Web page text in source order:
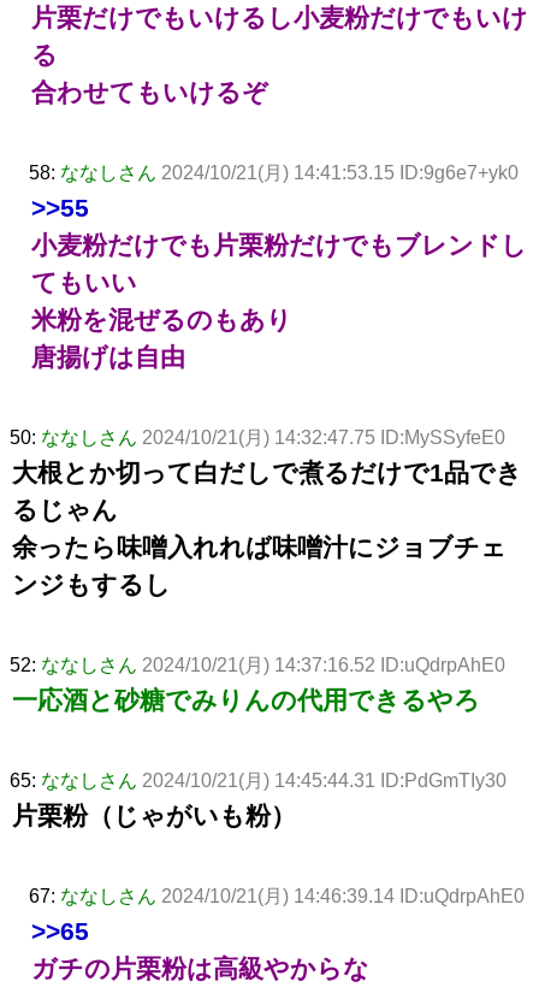
片栗だけでもいけるし小麦粉だけでもいけ
る
合わせてもいけるぞ
58: ななしさん 2024/10/21(月) 14:41:53.15 ID:9g6e7+yk0
>>55
小麦粉だけでも片栗粉だけでもブレンドし
てもいい
米粉を混ぜるのもあり
唐揚げは自由
50: ななしさん 2024/10/21(月) 14:32:47.75 ID:MySSyfeE0
大根とか切って白だしで煮るだけで1品でき
るじゃん
余ったら味噌入れれば味噌汁にジョブチェ
ンジもするし
52: ななしさん 2024/10/21(月) 14:37:16.52 ID:uQdrpAhE0
一応酒と砂糖でみりんの代用できるやろ
65: ななしさん 2024/10/21(月) 14:45:44.31 ID:PdGmTIy30
片栗粉（じゃがいも粉）
67: ななしさん 2024/10/21(月) 14:46:39.14 ID:uQdrpAhE0
>>65
ガチの片栗粉は高級やからな